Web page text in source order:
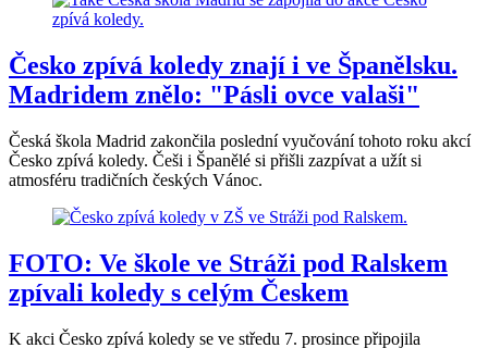
Česko zpívá koledy znají i ve Španělsku.
Madridem znělo: "Pásli ovce valaši"
Česká škola Madrid zakončila poslední vyučování tohoto roku akcí
Česko zpívá koledy. Češi i Španělé si přišli zazpívat a užít si
atmosféru tradičních českých Vánoc.
FOTO: Ve škole ve Stráži pod Ralskem
zpívali koledy s celým Českem
K akci Česko zpívá koledy se ve středu 7. prosince připojila